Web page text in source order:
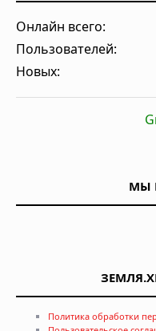
Онлайн всего:
Пользователей:
Новых:
МЫ
Политика обработки